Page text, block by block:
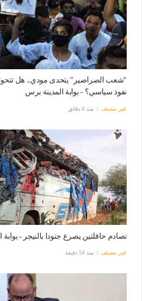
"شعب الصراصير" يتحدى مودي.. هل
نفوذ سياسي؟ - بوابة المدينة برس
غير مصنف منذ 6 دقائق
تصادم حافلتين يصرع جنودا بالنيجر -
غير مصنف منذ 54 دقيقة